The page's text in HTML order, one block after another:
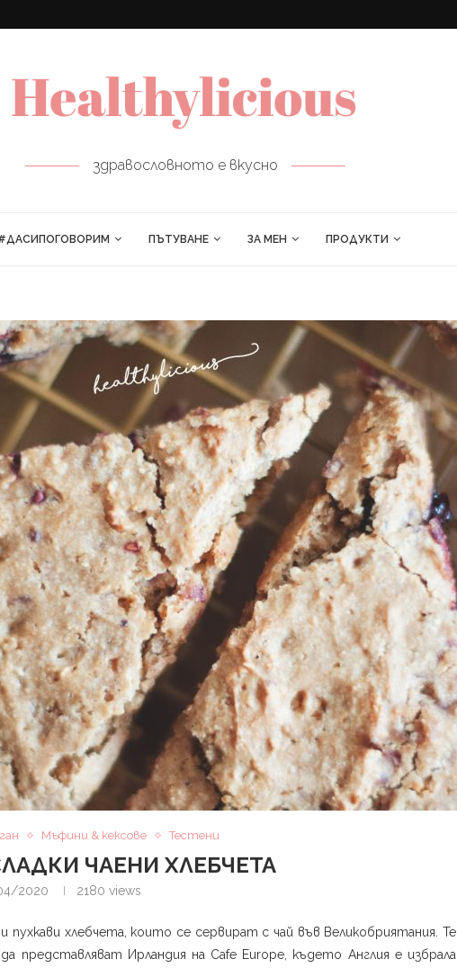
здравословното е вкусно
ПЪТУВАНЕ ЗА МЕН ПРОДУКТИ
Мъфини & кексове Тестени
ЧАЕНИ ХЛЕБЧЕТА
2020 2180 views
пухкави хлебчета, които се сервират с чай във Великобриятания. Те
представляват Ирландия на Cafe Europe, където Англия е избрала